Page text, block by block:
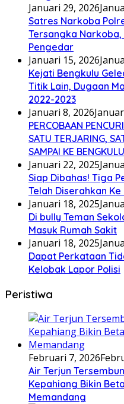
Januari 29, 2026
Satres Narkoba
Tersangka
Pengedar
Januari 15, 2026
Kejati Bengkulu
Titik Lain, Dugaan
2022-2023
Januari 8, 2026
PERCOBAAN
SATU TERJARING,
SAMPAI KE BENGKULU
Januari 22, 2025
Siap Dibahas! Tiga
Telah Diserahkan Ke
Januari 18, 2025
Di bully Teman
Masuk Rumah Sakit
Januari 18, 2025
Dapat Perkataan
Kelobak Lapor Polisi
Peristiwa
Februari 7, 2026
Air Terjun
Kepahiang Bikin
Memandang